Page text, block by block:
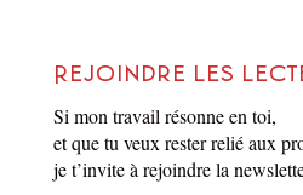
Matthieu Biasotto
Rejoindre les
Si mon travail résonne en toi,
et que tu veux rester relié aux
je t’invite à rejoindre la